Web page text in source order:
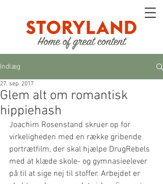
Indlæg
Glem alt om romantisk
hippiehash
27. sep. 2017
Joachim Rosenstand skruer op for
virkeligheden med en række gribende
portrætfilm, der skal hjælpe DrugRebels
med at klæde skole- og gymnasieelever
på til at sige nej til stoffer. Arbejdet er